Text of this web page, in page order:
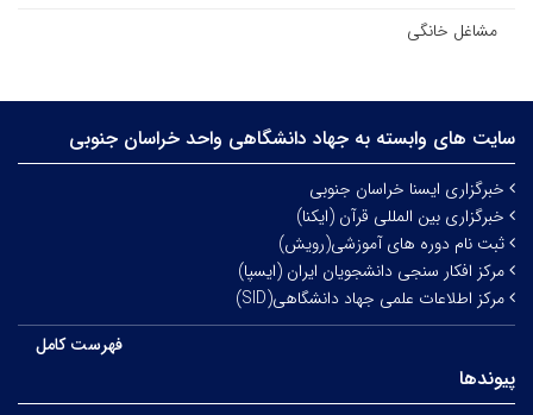
مشاغل خانگی
سایت های وابسته به جهاد دانشگاهی واحد خراسان جنوبی
خبرگزاری ایسنا خراسان جنوبی
خبرگزاری بین المللی قرآن (ایکنا)
ثبت نام دوره های آموزشی(رویش)
مرکز افکار سنجی دانشجویان ایران (ایسپا)
مرکز اطلاعات علمی جهاد دانشگاهی(SID)
فهرست کامل
پیوندها